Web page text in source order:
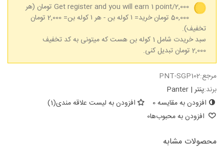
Get register and you will earn 1 point/2,000 تومان
(هر
50,000 تومان خرید= ۱ کوله بن - هر ۱ کوله بن= 2,000 تومان
تخفیف).
سبد خریدت شامل 1 کوله بن هست که میتونی به کد تخفیف
2,000 تومان تبدیل کنی.
مرجع:PNT-SGP102
برند:پنتر | Panter
افزودن به مقایسه0 افزودن به لیست علاقه مندی(
1
)
افزودن به محبوب‌ها0
محصولات مشابه